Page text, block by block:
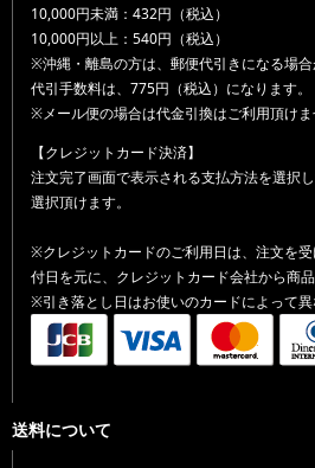
10,000円未満：432円（税込）
10,000円以上：540円（税込）
※沖縄・離島の方は、郵便代引きになる場合
代引手数料は、775円（税込）になります。
※メール便の場合は代金引換はご利用頂けま
【クレジットカード決済】
注文完了画面で表示される支払方法を選択
選択頂けます。
※クレジットカードのご利用日は、注文を
付日を元に、クレジットカード会社から商
※引き落とし日はお使いのカードによって異
送料について